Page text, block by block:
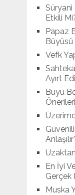
Süryani
Etkili
Papaz
Vefk
Ayırt
Büyü
Önerileri
Uzaktan
En İyi
Gerçek
Muska